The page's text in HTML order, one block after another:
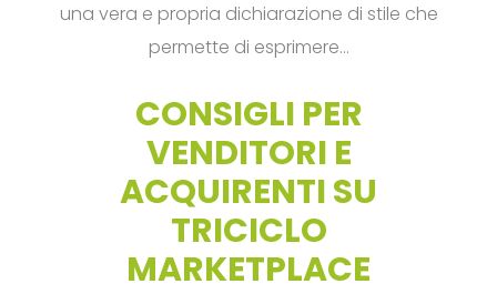
una vera e propria dichiarazione di stile che
permette di esprimere…
CONSIGLI PER
VENDITORI E
ACQUIRENTI SU
TRICICLO
MARKETPLACE